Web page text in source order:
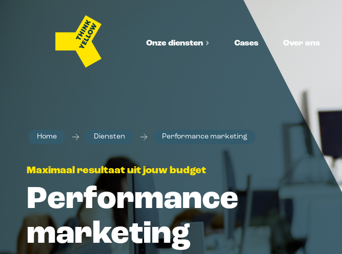
Onze diensten
Positioneringsstrategie,
Huisstijl & brand design
Design dat jouw merk
aantrekkelijk maakt.
Cases Over ons
Home Diensten Performance marketing
Maximaal resultaat uit jouw budget
Performance
marketing